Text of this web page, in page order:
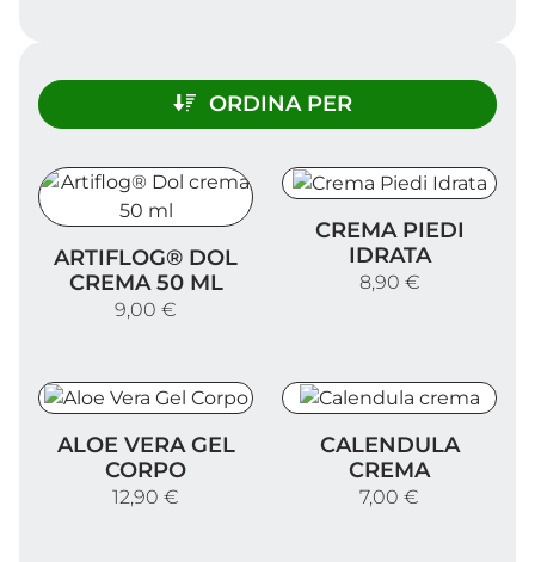
ORDINA PER
ARTIFLOG® DOL
CREMA 50 ML
9,00 €
CREMA PIEDI
IDRATA
8,90 €
ALOE VERA GEL
CORPO
12,90 €
CALENDULA
CREMA
7,00 €